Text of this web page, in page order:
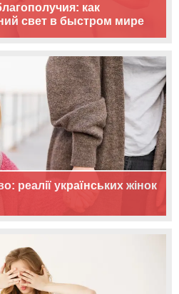
как
свет в быстром мире
реалії українських жінок